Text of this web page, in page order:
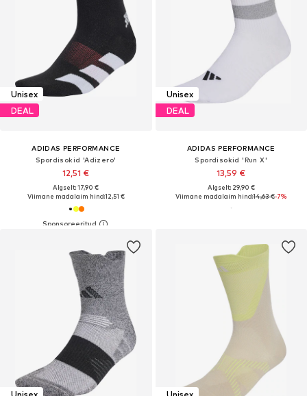
Unisex
DEAL
ADIDAS PERFORMANCE
Spordisokid 'Adizero'
12,51 €
Algselt: 17,90 €
Viimane madalaim hind:12,51 €
Unisex
DEAL
ADIDAS PERFORMANCE
Spordisokid 'Run X'
13,59 €
Algselt: 29,90 €
Viimane madalaim hind:14,63 €-7%